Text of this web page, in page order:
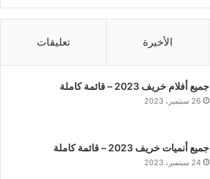
الأخيرة تعليقات
جميع أفلام خريف 2023 – قائمة كاملة
26 سبتمبر، 2023
جميع أنميات خريف 2023 – قائمة كاملة
24 سبتمبر، 2023